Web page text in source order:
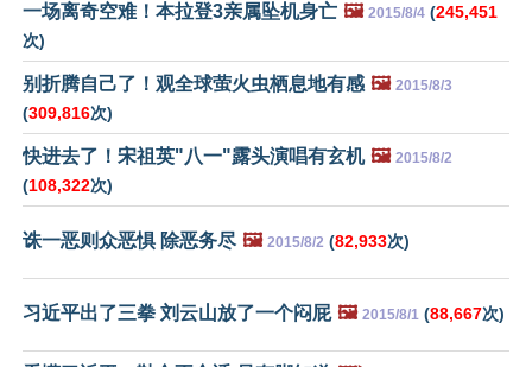
一场离奇空难！本拉登3亲属坠机身亡 🖼️ 2015/8/4 (245,451
次)
别折腾自己了！观全球萤火虫栖息地有感 🖼️ 2015/8/3
(309,816次)
快进去了！宋祖英"八一"露头演唱有玄机 🖼️ 2015/8/2
(108,322次)
诛一恶则众恶惧 除恶务尽 🖼️ 2015/8/2 (82,933次)
习近平出了三拳 刘云山放了一个闷屁 🖼️ 2015/8/1 (88,667次)